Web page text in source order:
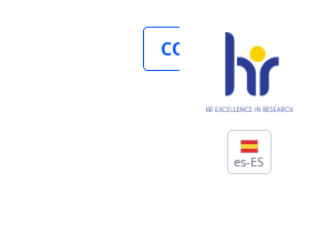
COLABORA
es-ES